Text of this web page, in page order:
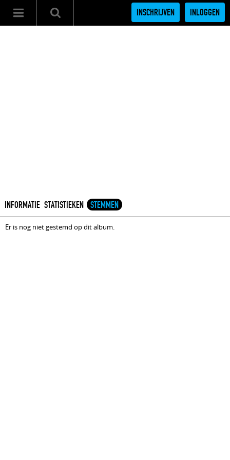
INSCHRIJVEN INLOGGEN
INFORMATIE STATISTIEKEN STEMMEN
Er is nog niet gestemd op dit album.